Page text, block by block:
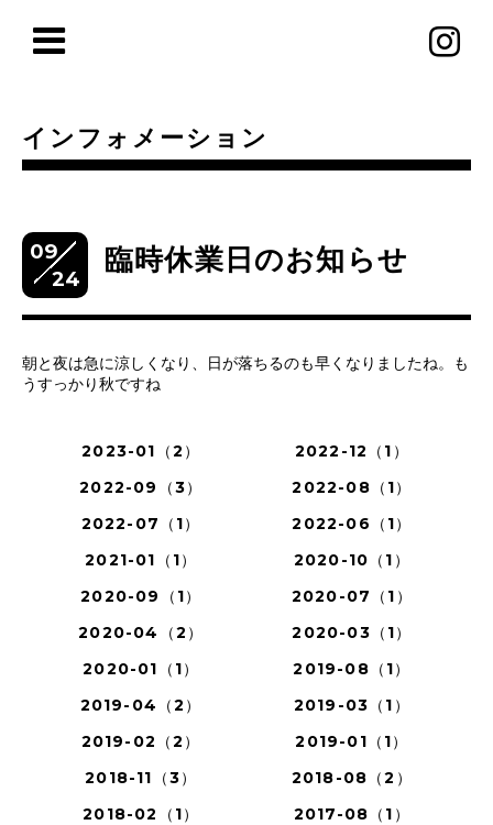
インフォメーション
09
24
臨時休業日のお知らせ
朝と夜は急に涼しくなり、日が落ちるのも早くなりましたね。も
うすっかり秋ですね
2023-01（2）
2022-12（1）
2022-09（3）
2022-08（1）
2022-07（1）
2022-06（1）
2021-01（1）
2020-10（1）
2020-09（1）
2020-07（1）
2020-04（2）
2020-03（1）
2020-01（1）
2019-08（1）
2019-04（2）
2019-03（1）
2019-02（2）
2019-01（1）
2018-11（3）
2018-08（2）
2018-02（1）
2017-08（1）